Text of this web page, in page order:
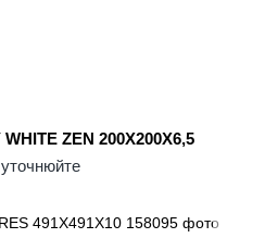
ZEN 200X200X6,5